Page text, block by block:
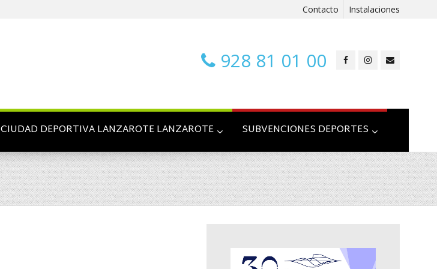
Contacto Instalaciones
928 81 01 00
CIUDAD DEPORTIVA LANZAROTE LANZAROTE SUBVENCIONES DEPORTES